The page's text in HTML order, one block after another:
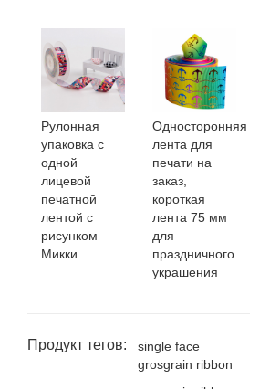
Рулонная
упаковка с
одной
лицевой
печатной
лентой с
рисунком
Микки
Односторонняя
лента для
печати на
заказ,
короткая
лента 75 мм
для
праздничного
украшения
Продукт тегов:
single face
grosgrain ribbon